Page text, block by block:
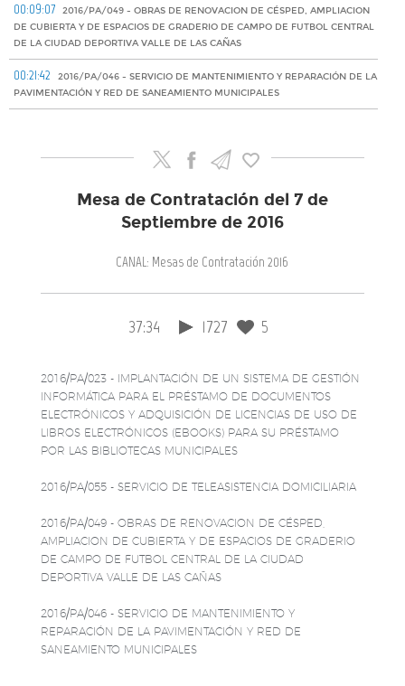
00:09:07
2016/PA/049 - OBRAS DE RENOVACION DE CÉSPED, AMPLIACION
DE CUBIERTA Y DE ESPACIOS DE GRADERIO DE CAMPO DE FUTBOL CENTRAL
DE LA CIUDAD DEPORTIVA VALLE DE LAS CAÑAS
00:21:42
2016/PA/046 - SERVICIO DE MANTENIMIENTO Y REPARACIÓN DE LA
PAVIMENTACIÓN Y RED DE SANEAMIENTO MUNICIPALES
Mesa de Contratación del 7 de
Septiembre de 2016
CANAL: Mesas de Contratación 2016
37:34 1727 5
2016/PA/023 - IMPLANTACIÓN DE UN SISTEMA DE GESTIÓN
INFORMÁTICA PARA EL PRÉSTAMO DE DOCUMENTOS
ELECTRÓNICOS Y ADQUISICIÓN DE LICENCIAS DE USO DE
LIBROS ELECTRÓNICOS (EBOOKS) PARA SU PRÉSTAMO
POR LAS BIBLIOTECAS MUNICIPALES
2016/PA/055 - SERVICIO DE TELEASISTENCIA DOMICILIARIA
2016/PA/049 - OBRAS DE RENOVACION DE CÉSPED,
AMPLIACION DE CUBIERTA Y DE ESPACIOS DE GRADERIO
DE CAMPO DE FUTBOL CENTRAL DE LA CIUDAD
DEPORTIVA VALLE DE LAS CAÑAS
2016/PA/046 - SERVICIO DE MANTENIMIENTO Y
REPARACIÓN DE LA PAVIMENTACIÓN Y RED DE
SANEAMIENTO MUNICIPALES